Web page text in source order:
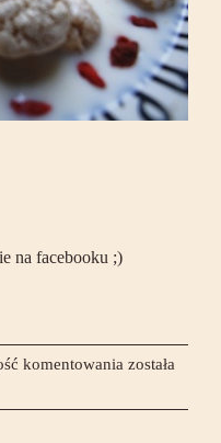
na facebooku ;)
komentowania Zdrowe
została